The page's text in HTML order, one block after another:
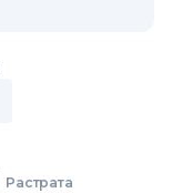
Растрата